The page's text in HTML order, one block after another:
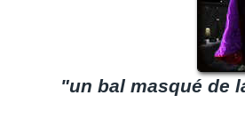
"un bal masqué de